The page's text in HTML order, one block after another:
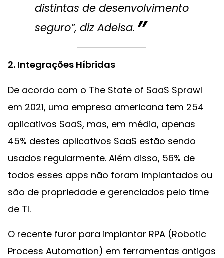
distintas de desenvolvimento
seguro”, diz Adeisa.
2. Integrações Híbridas
De acordo com o The State of SaaS Sprawl
em 2021, uma empresa americana tem 254
aplicativos SaaS, mas, em média, apenas
45% destes aplicativos SaaS estão sendo
usados regularmente. Além disso, 56% de
todos esses apps não foram implantados ou
são de propriedade e gerenciados pelo time
de TI.
O recente furor para implantar RPA (Robotic
Process Automation) em ferramentas antigas